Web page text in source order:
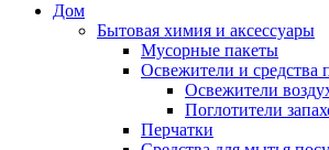
Дом
Бытовая химия и аксессуары
Мусорные пакеты
Освежители и средства
Освежители
Поглотители
Перчатки